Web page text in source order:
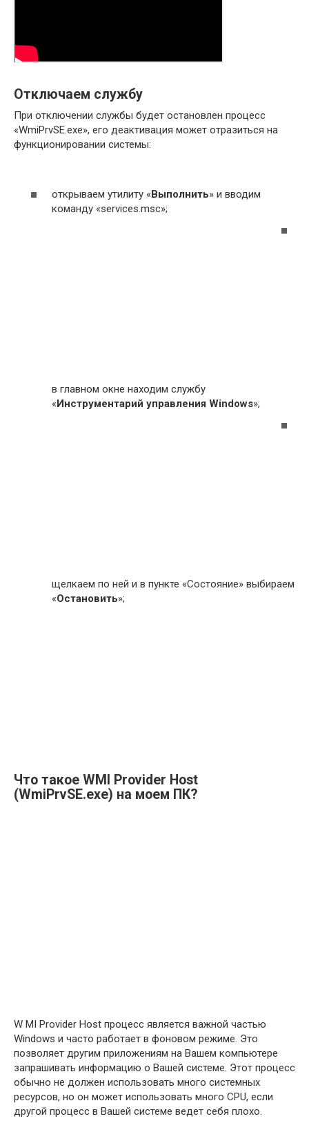
Отключаем службу
При отключении службы будет остановлен процесс
«WmiPrvSE.exe», его деактивация может отразиться на
функционировании системы:
открываем утилиту «Выполнить» и вводим
команду «services.msc»;
в главном окне находим службу
«Инструментарий управления Windows»;
щелкаем по ней и в пункте «Состояние» выбираем
«Остановить»;
Что такое WMI Provider Host
(WmiPrvSE.exe) на моем ПК?
W MI Provider Host процесс является важной частью
Windows и часто работает в фоновом режиме. Это
позволяет другим приложениям на Вашем компьютере
запрашивать информацию о Вашей системе. Этот процесс
обычно не должен использовать много системных
ресурсов, но он может использовать много CPU, если
другой процесс в Вашей системе ведет себя плохо.